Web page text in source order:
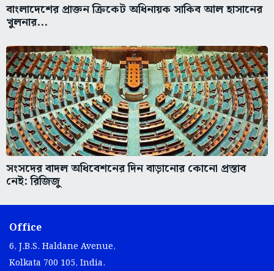
বাংলাদেশের প্রাক্তন ক্রিকেট অধিনায়ক সাকিব আল হাসানের
খুলনার...
সংসদের বাদল অধিবেশনের দিন বাড়ানোর কোনো প্রস্তাব
নেই: রিজিজু
Office
6, J.B.S. Haldane Avenue,
Kolkata 700 105, India.